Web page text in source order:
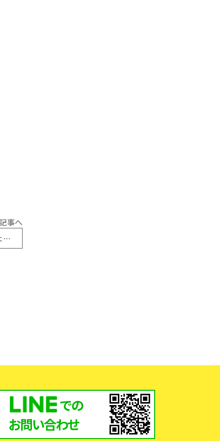
事へ
コロナ対策！店舗の明かない窓を換気できるようにしたい！
での
お問い合わせ